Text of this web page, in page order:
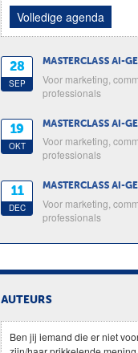
Volledige agenda
28
SEP
MASTERCLASS AI-
Voor marketing,
professionals
19
OKT
MASTERCLASS AI-
Voor marketing,
professionals
11
DEC
MASTERCLASS AI-
Voor marketing,
professionals
AUTEURS
Ben jij iemand die er niet